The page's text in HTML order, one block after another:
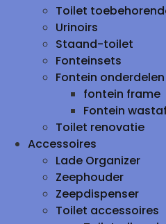
Toilet
Urinoirs
Staand-toilet
Fonteinsets
Fontein onderdelen
fontein frame
Fontein
Toilet renovatie
Accessoires
Lade Organizer
Zeephouder
Zeepdispenser
Toilet accessoires